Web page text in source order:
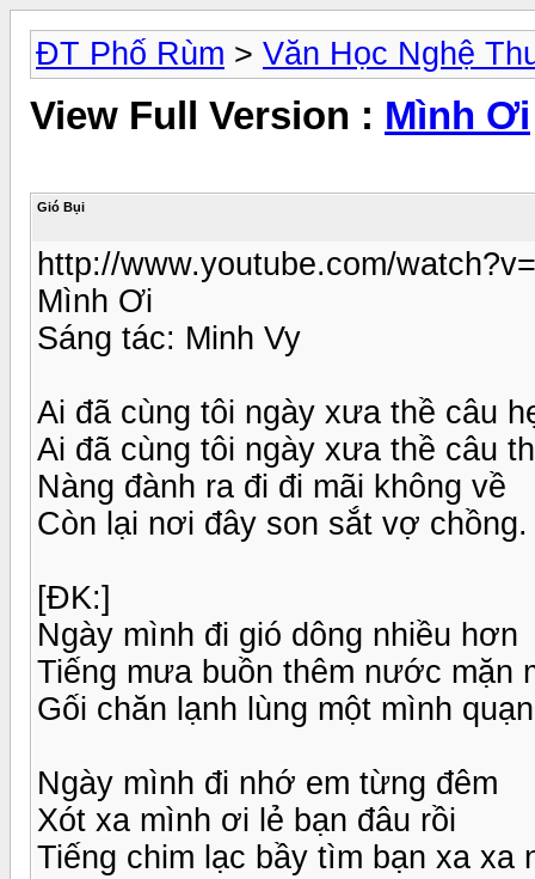
ĐT Phố Rùm > Văn Học Nghệ
View Full Version : Mình Ơi
Gió Bụi
http://www.youtube.com/
Mình Ơi
Sáng tác: Minh Vy
Ai đã cùng tôi ngày xưa thề câu
Ai đã cùng tôi ngày xưa thề câu
Nàng đành ra đi đi mãi không về
Còn lại nơi đây son sắt vợ chồng.
[ĐK:]
Ngày mình đi gió dông nhiều hơn
Tiếng mưa buồn thêm nước mặn
Gối chăn lạnh lùng một mình
Ngày mình đi nhớ em từng đêm
Xót xa mình ơi lẻ bạn đâu rồi
Tiếng chim lạc bầy tìm bạn xa xa